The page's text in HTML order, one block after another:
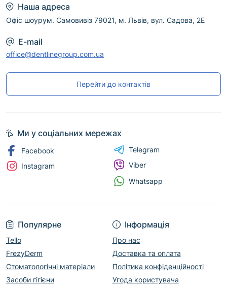
Наша адреса
Офіс шоурум. Самовивіз 79021, м. Львів, вул. Садова, 2Е
E-mail
office@dentlinegroup.com.ua
Перейти до контактів
Популярне
Tello
FrezyDerm
Стоматологічні матеріали
Засоби гігієни
Інформація
Про нас
Доставка та оплата
Політика конфіденційності
Угода користувача
Ми у соціальних мережах
Facebook
Instagram
Telegram
Viber
Whatsapp